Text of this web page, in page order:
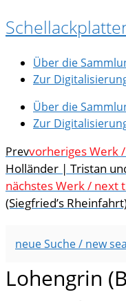
Zum
Inhalt
springenÜber die
Zur
Über die
Zur
Prevvorheriges Werk
Holländer | Tristan
nächstes Werk / next
(Siegfried’s
neue Suche / new
Lohengrin